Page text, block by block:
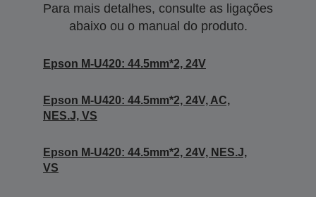
Para mais detalhes, consulte as ligações
abaixo ou o manual do produto.
Epson M-U420: 44.5mm*2, 24V
Epson M-U420: 44.5mm*2, 24V, AC,
NES.J, VS
Epson M-U420: 44.5mm*2, 24V, NES.J,
VS